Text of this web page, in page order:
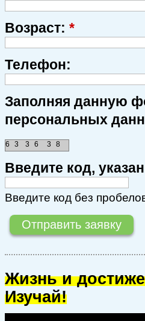
Возраст: *
Телефон:
Заполняя данную
персональных
6 3 8
3 6
3
Введите код,
Введите код без
Жизнь и
Изучай!